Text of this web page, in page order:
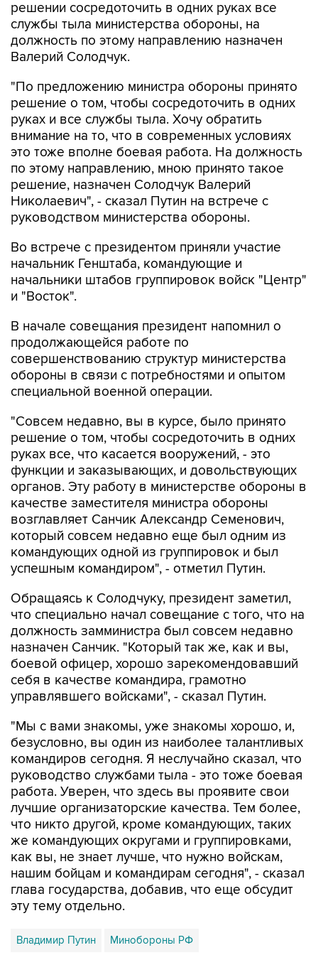
решении сосредоточить в одних руках все
службы тыла министерства обороны, на
должность по этому направлению назначен
Валерий Солодчук.
"По предложению министра обороны принято
решение о том, чтобы сосредоточить в одних
руках и все службы тыла. Хочу обратить
внимание на то, что в современных условиях
это тоже вполне боевая работа. На должность
по этому направлению, мною принято такое
решение, назначен Солодчук Валерий
Николаевич", - сказал Путин на встрече с
руководством министерства обороны.
Во встрече с президентом приняли участие
начальник Генштаба, командующие и
начальники штабов группировок войск "Центр"
и "Восток".
В начале совещания президент напомнил о
продолжающейся работе по
совершенствованию структур министерства
обороны в связи с потребностями и опытом
специальной военной операции.
"Совсем недавно, вы в курсе, было принято
решение о том, чтобы сосредоточить в одних
руках все, что касается вооружений, - это
функции и заказывающих, и довольствующих
органов. Эту работу в министерстве обороны в
качестве заместителя министра обороны
возглавляет Санчик Александр Семенович,
который совсем недавно еще был одним из
командующих одной из группировок и был
успешным командиром", - отметил Путин.
Обращаясь к Солодчуку, президент заметил,
что специально начал совещание с того, что на
должность замминистра был совсем недавно
назначен Санчик. "Который так же, как и вы,
боевой офицер, хорошо зарекомендовавший
себя в качестве командира, грамотно
управлявшего войсками", - сказал Путин.
"Мы с вами знакомы, уже знакомы хорошо, и,
безусловно, вы один из наиболее талантливых
командиров сегодня. Я неслучайно сказал, что
руководство службами тыла - это тоже боевая
работа. Уверен, что здесь вы проявите свои
лучшие организаторские качества. Тем более,
что никто другой, кроме командующих, таких
же командующих округами и группировками,
как вы, не знает лучше, что нужно войскам,
нашим бойцам и командирам сегодня", - сказал
глава государства, добавив, что еще обсудит
эту тему отдельно.
Владимир Путин Минобороны РФ